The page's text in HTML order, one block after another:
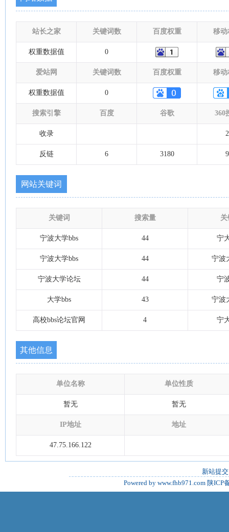
站长之家 关键词数 百度权重 移动
权重数据值 0
爱站网 关键词数 百度权重 移动
权重数据值 0
搜索引擎 百度 谷歌 360
收录 2
反链 6 3180 9
网站关键词
关键词 搜索量 关
宁波大学bbs 44 宁
宁波大学bbs 44 宁波
宁波大学论坛 44 宁
大学bbs 43 宁波
高校bbs论坛官网 4 宁
其他信息
单位名称 单位性质
暂无 暂无
IP地址 地址
47.75.166.122
新站提交
Powered by www.fhb971.com 陕ICP